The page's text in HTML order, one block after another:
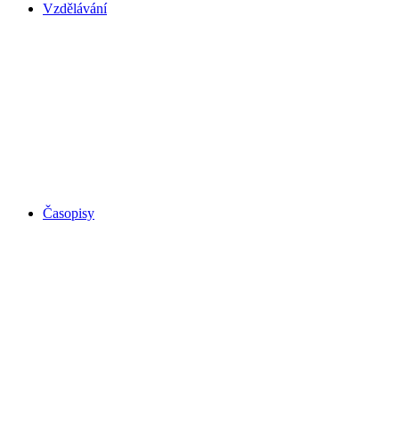
Vzdělávání
Časopisy